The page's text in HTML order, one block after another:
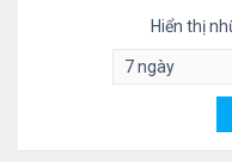
Hiển thị